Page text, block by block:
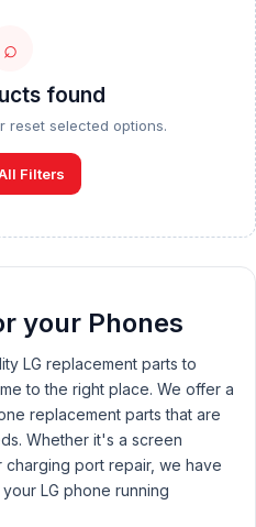
⌕
found
reset selected options.
Filters
your Phones
LG replacement parts to
to the right place. We offer a
replacement parts that are
Whether it's a screen
port repair, we have
LG phone running